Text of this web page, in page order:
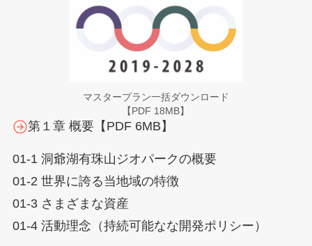
マスタープラン一括ダウンロード
【PDF 18MB】
第１章 概要【PDF 6MB】
01-1 洞爺湖有珠山ジオパークの概要
01-2 世界に誇る当地域の特徴
01-3 さまざまな資産
01-4 活動理念（持続可能なな開発ポリシー）